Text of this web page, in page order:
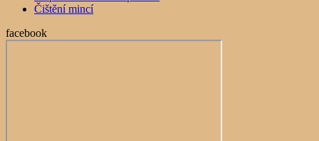
Čištění mincí
facebook